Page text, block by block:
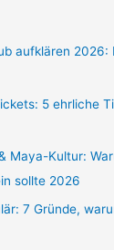
aufklären 2026:
5 ehrliche
Maya-Kultur:
sollte 2026
7 Gründe,